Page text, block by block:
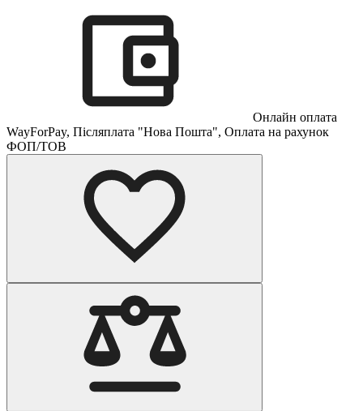
Онлайн оплата
WayForPay, Післяплата "Нова Пошта", Оплата на рахунок
ФОП/ТОВ